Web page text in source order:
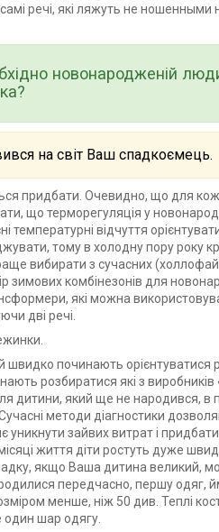
самі речі, які ляжуть не
новонародженій
на світ Ваш спадкоємець.
придбати. Очевидно, що для
що терморегуляція у
температурні відчуття
тому в холодну пору року
вибирати з сучасних
зимових комбінезонів для
які можна
дві речі.
починають орієнтуватися
розбиратися які з
дитини, який ще не народився, в
методи діагностики
зайвих витрат і
життя діти ростуть дуже
якщо Ваша дитина великий,
передчасно, першу одяг,
менше, ніж 50 див. Теплі
один шар одягу.